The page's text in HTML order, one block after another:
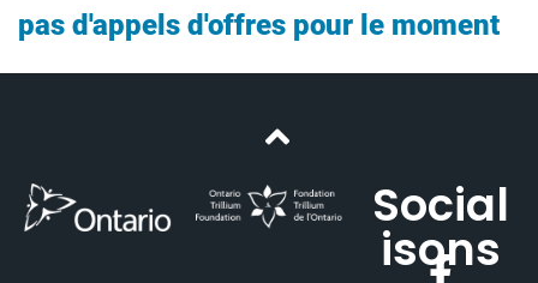
pas d'appels d'offres pour le moment
Social
isons